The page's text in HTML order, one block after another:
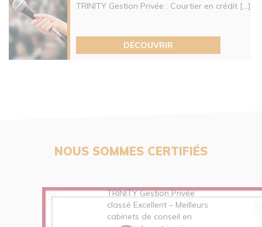
TRINITY Gestion Privée : Courtier en crédit [...]
DÉCOUVRIR
NOUS SOMMES CERTIFIÉS
TRINITY Gestion Privée
classé Excellent – Meilleurs
cabinets de conseil en